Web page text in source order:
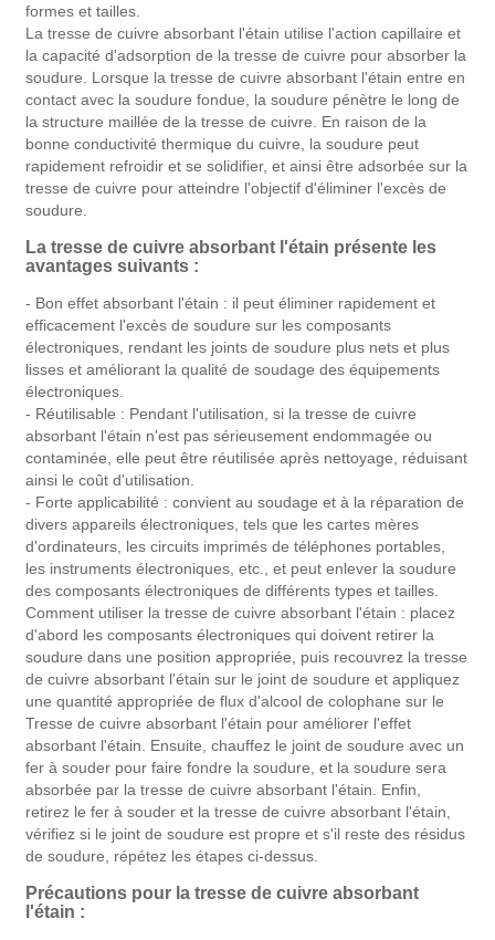
formes et tailles.
La tresse de cuivre absorbant l'étain utilise l'action capillaire et
la capacité d'adsorption de la tresse de cuivre pour absorber la
soudure. Lorsque la tresse de cuivre absorbant l'étain entre en
contact avec la soudure fondue, la soudure pénètre le long de
la structure maillée de la tresse de cuivre. En raison de la
bonne conductivité thermique du cuivre, la soudure peut
rapidement refroidir et se solidifier, et ainsi être adsorbée sur la
tresse de cuivre pour atteindre l'objectif d'éliminer l'excès de
soudure.
La tresse de cuivre absorbant l'étain présente les
avantages suivants :
- Bon effet absorbant l'étain : il peut éliminer rapidement et
efficacement l'excès de soudure sur les composants
électroniques, rendant les joints de soudure plus nets et plus
lisses et améliorant la qualité de soudage des équipements
électroniques.
- Réutilisable : Pendant l'utilisation, si la tresse de cuivre
absorbant l'étain n'est pas sérieusement endommagée ou
contaminée, elle peut être réutilisée après nettoyage, réduisant
ainsi le coût d'utilisation.
- Forte applicabilité : convient au soudage et à la réparation de
divers appareils électroniques, tels que les cartes mères
d'ordinateurs, les circuits imprimés de téléphones portables,
les instruments électroniques, etc., et peut enlever la soudure
des composants électroniques de différents types et tailles.
Comment utiliser la tresse de cuivre absorbant l'étain : placez
d'abord les composants électroniques qui doivent retirer la
soudure dans une position appropriée, puis recouvrez la tresse
de cuivre absorbant l'étain sur le joint de soudure et appliquez
une quantité appropriée de flux d'alcool de colophane sur le
Tresse de cuivre absorbant l'étain pour améliorer l'effet
absorbant l'étain. Ensuite, chauffez le joint de soudure avec un
fer à souder pour faire fondre la soudure, et la soudure sera
absorbée par la tresse de cuivre absorbant l'étain. Enfin,
retirez le fer à souder et la tresse de cuivre absorbant l'étain,
vérifiez si le joint de soudure est propre et s'il reste des résidus
de soudure, répétez les étapes ci-dessus.
Précautions pour la tresse de cuivre absorbant
l'étain :